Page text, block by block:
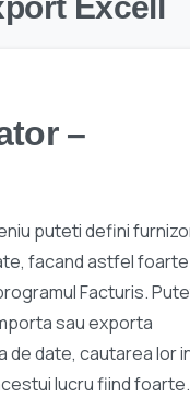
–
puteti defini
facand astfel foarte
Facturis.
sau exporta
de date, cautarea lor
lucru fiind